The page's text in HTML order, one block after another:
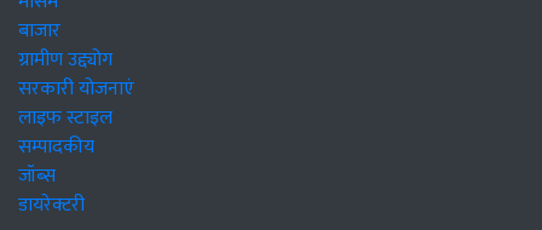
बाजार
ग्रामीण उद्द्योग
सरकारी योजनाएं
लाइफ स्टाइल
सम्पादकीय
जॉब्स
डायरेक्टरी